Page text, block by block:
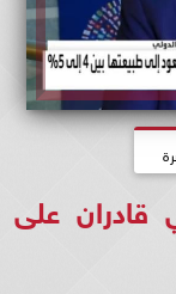
قادران على